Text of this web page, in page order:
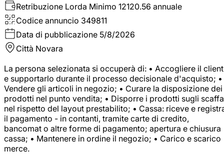
Retribuzione Lorda Minimo 12120.56 annuale
Codice annuncio 349811
Data di pubblicazione 5/8/2026
Città Novara
La persona selezionata si occuperà di: • Accogliere il
e supportarlo durante il processo decisionale d'acquisto; •
Vendere gli articoli in negozio; • Curare la disposizione dei
prodotti nel punto vendita; • Disporre i prodotti sugli
nel rispetto del layout prestabilito; • Cassa: riceve e
il pagamento - in contanti, tramite carte di credito,
bancomat o altre forme di pagamento; apertura e chiusura
cassa; • Mantenere in ordine il negozio; • Carico e scarico
merce.